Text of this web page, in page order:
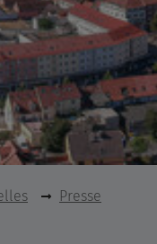
Presse